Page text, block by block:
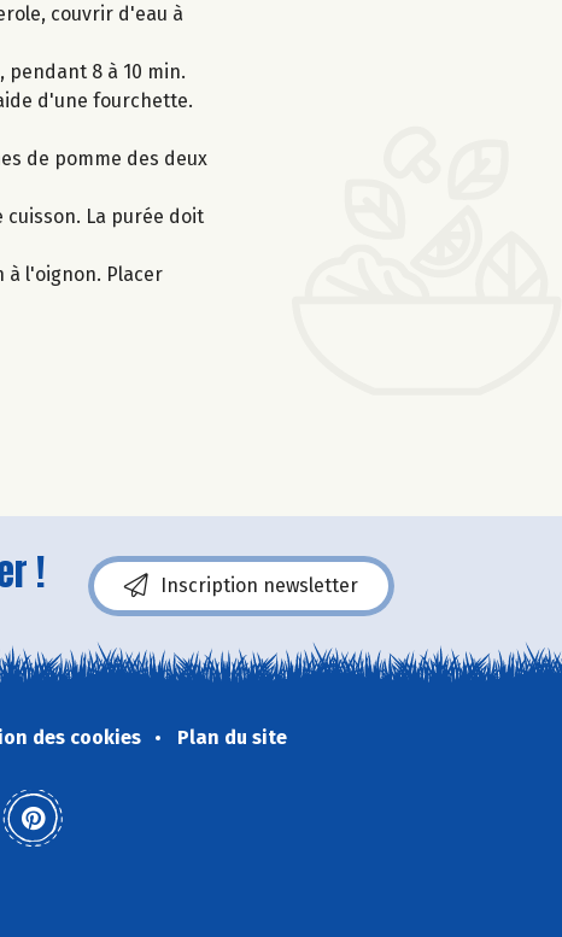
couvrir d'eau à
pendant 8 à 10 min.
d'une fourchette.
de pomme des deux
cuisson. La purée doit
à l'oignon. Placer
! Inscription newsletter
des cookies Plan du site